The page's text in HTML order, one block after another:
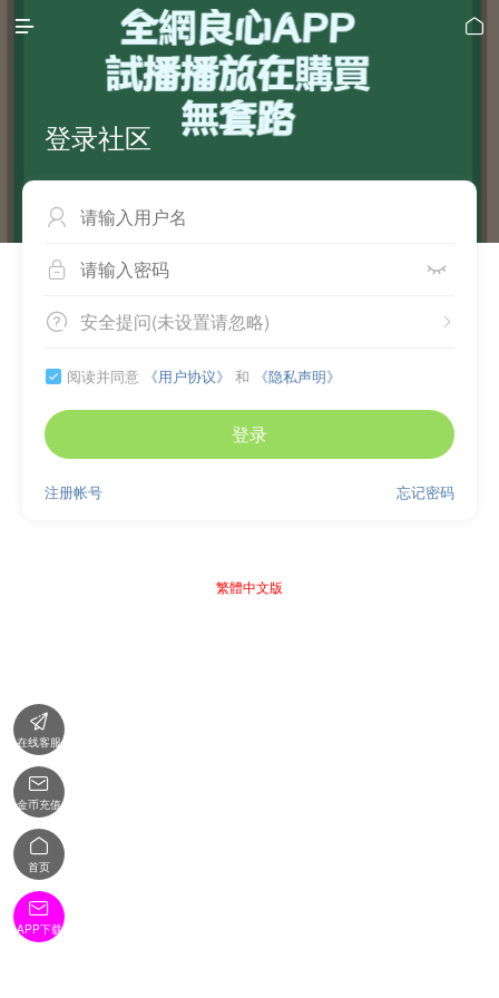
 
登录社区

 
 
安全提问(未设置请忽略)
 阅读并同意 《用户协议》 和 《隐私声明》
登录
忘记密码
注册帐号
繁體中文版

在线客服

金币充值

首页

APP下载